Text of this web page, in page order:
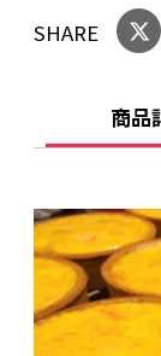
*煮詰めすぎ
お好みで
りください
【消費期限
冷凍保存で
解凍後はお
SHARE
商品